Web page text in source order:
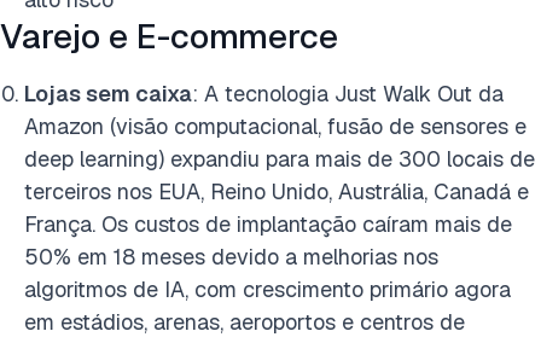
Varejo e E-commerce
Lojas sem caixa: A tecnologia Just Walk Out da
Amazon (visão computacional, fusão de sensores e
deep learning) expandiu para mais de 300 locais de
terceiros nos EUA, Reino Unido, Austrália, Canadá e
França. Os custos de implantação caíram mais de
50% em 18 meses devido a melhorias nos
algoritmos de IA, com crescimento primário agora
em estádios, arenas, aeroportos e centros de